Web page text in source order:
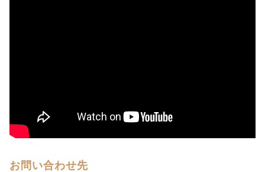
お問い合わせ先